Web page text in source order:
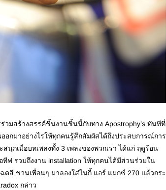
สร้างสรรค์ชิ้นงานชิ้นนี้กับทาง Apostrophy’s ทันทีที่
อกมาอย่างไรให้ทุกคนรู้สึกสัมผัสได้ถึงประสบการณ์การ
สนุกเมื่อบทเพลงทั้ง3 เพลงของพวกเรา ได้แก่ ฤดูร้อน
ฟ รวมถึงงาน installation ให้ทุกคนได้มีส่วนร่วมใน
สี ชวนเพื่อนๆ มาลองใส่ไนกี้ แอร์ แมกซ์ 270 แล้วกระ
กล่าว